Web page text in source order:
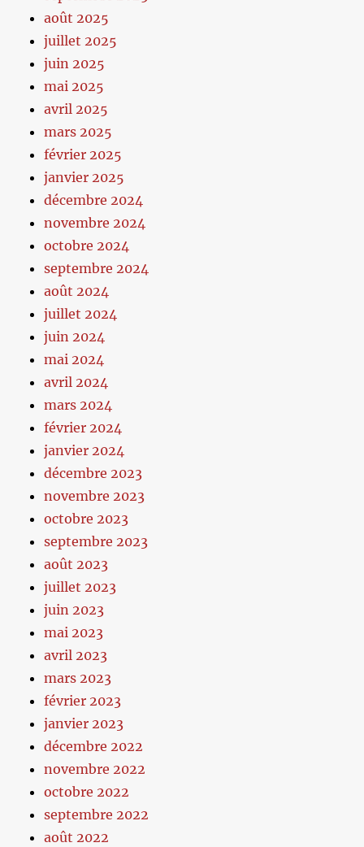
août 2025
juillet 2025
juin 2025
mai 2025
avril 2025
mars 2025
février 2025
janvier 2025
décembre 2024
novembre 2024
octobre 2024
septembre 2024
août 2024
juillet 2024
juin 2024
mai 2024
avril 2024
mars 2024
février 2024
janvier 2024
décembre 2023
novembre 2023
octobre 2023
septembre 2023
août 2023
juillet 2023
juin 2023
mai 2023
avril 2023
mars 2023
février 2023
janvier 2023
décembre 2022
novembre 2022
octobre 2022
septembre 2022
août 2022